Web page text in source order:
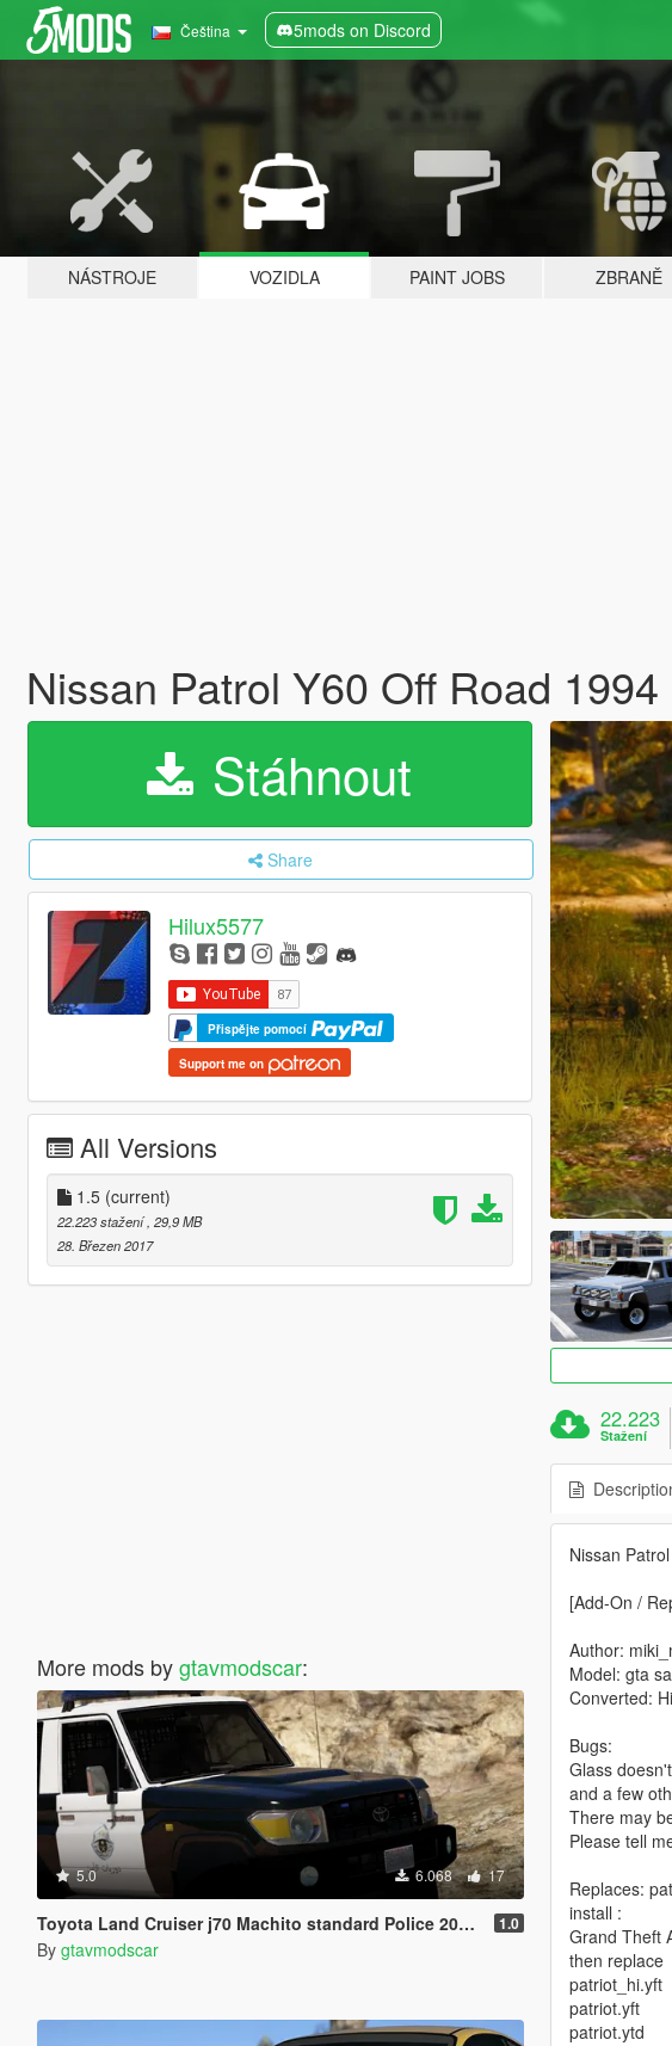
Čeština 5mods on Discord
NÁSTROJE VOZIDLA PAINT JOBS ZBRANĚ
Nissan Patrol Y60 Off Road
Stáhnout
Share
Hilux5577
Přispějte pomocí
Support me on
All Versions
1.5 (current)
22.223 stažení , 29,9 MB
28. Březen 2017
More mods bygtavmodscar:
5.0 6.068 17
Toyota Land Cruiser j70 Machito standard Police 2014 [Add-On | Replace | Livery | Extras | Template] 1.0
By gtavmodscar
22.223
Stažení
Nissan
[Add-On /
Author:
Model: gta sa
Converted:
Bugs:
Glass
and a few
There may
Please tell
Replaces:
install :
Grand Theft
then replace
patriot_hi.yft
patriot.yft
patriot.ytd